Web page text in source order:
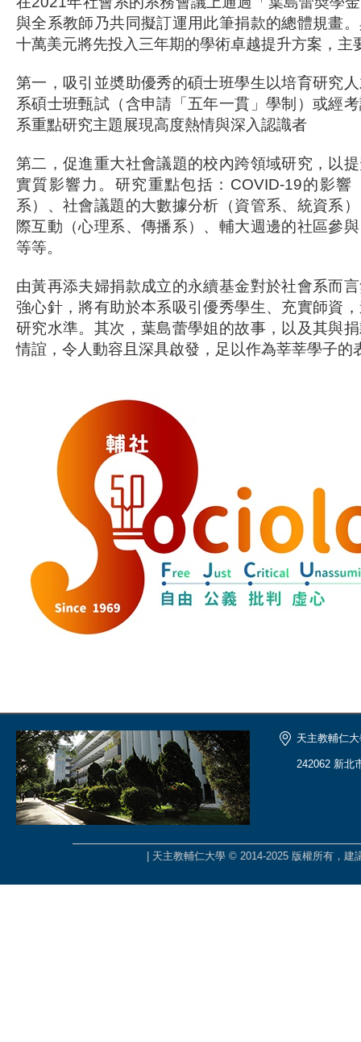
與全系教師乃共同擬訂運用此筆捐款的總體規畫
十萬美元將先投入三年期的學術卓越提升方案，主
第一，吸引並奬助優秀的碩士班學生以培育研究
系碩士班甄試（含申請「五年一貫」學制）或經
系重點研究主題展現高度熱情與深入認識者
第二，促進重大社會議題的校內跨領域研究，以
實質影響力。研究重點包括：COVID-19的影響
系）、社會議題的大數據分析（資管系、統資系
際互動（心理系、傳播系）、輔大週邊的社區參
等等。
由黃再添夫婦捐款成立的永續基金對於社會系而
強心針，將有助於本系吸引優秀學生、充實師資
研究水準。其次，葉島蕾學姐的故事，以及其與
情誼，令人動容且深具啟發，足以作為莘莘學子的
天主教輔仁
242062 新北
| 天主教輔仁大學 © 2014-2025 版權所有，